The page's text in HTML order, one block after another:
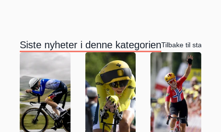
Siste nyheter i denne kategorienTilbake til